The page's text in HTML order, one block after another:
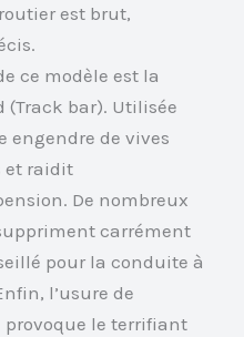
est brut,
ce modèle est la
(Track bar). Utilisée
engendre de vives
et raidit
De nombreux
carrément
pour la conduite à
l’usure de
provoque le terrifiant